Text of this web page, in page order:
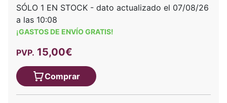
SÓLO 1 EN STOCK - dato actualizado el 07/08/26
a las 10:08
¡GASTOS DE ENVÍO GRATIS!
PVP. 15,00€
Comprar